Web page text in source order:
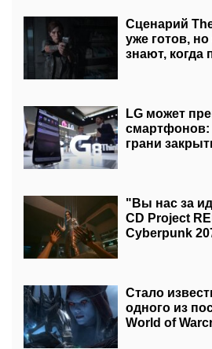
Сценарий
уже готов,
знают, когда
LG может
смартфонов:
грани
"Вы нас за
CD Project
Cyberpunk
Стало
одного из
World of